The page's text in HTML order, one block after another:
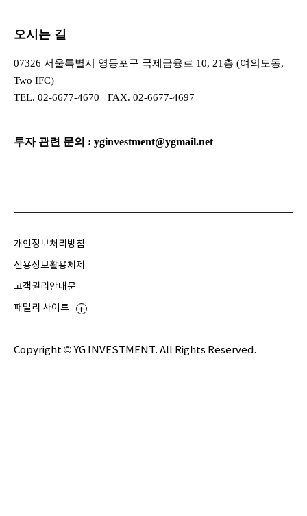
오시는 길
07326 서울특별시 영등포구 국제금융로 10, 21층 (여의도동,
Two IFC)
TEL. 02-6677-4670 FAX. 02-6677-4697
투자 관련 문의 : yginvestment@ygmail.net
Copyright © YG INVESTMENT. All Rights Reserved.
개인정보처리방침
신용정보활용체제
고객권리안내문
패밀리 사이트